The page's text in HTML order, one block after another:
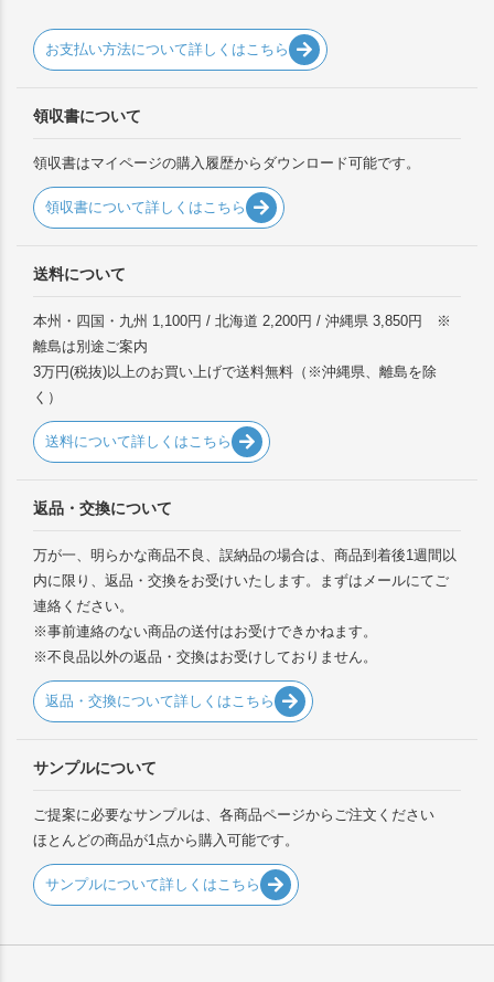
お支払い方法について詳しくはこちら
領収書について
領収書はマイページの購入履歴からダウンロード可能です。
領収書について詳しくはこちら
送料について
本州・四国・九州 1,100円 / 北海道 2,200円 / 沖縄県 3,850円 ※
離島は別途ご案内
3万円(税抜)以上のお買い上げで送料無料（※沖縄県、離島を除
く）
送料について詳しくはこちら
返品・交換について
万が一、明らかな商品不良、誤納品の場合は、商品到着後1週間以
内に限り、返品・交換をお受けいたします。まずはメールにてご
連絡ください。
※事前連絡のない商品の送付はお受けできかねます。
※不良品以外の返品・交換はお受けしておりません。
返品・交換について詳しくはこちら
サンプルについて
ご提案に必要なサンプルは、各商品ページからご注文ください
ほとんどの商品が1点から購入可能です。
サンプルについて詳しくはこちら